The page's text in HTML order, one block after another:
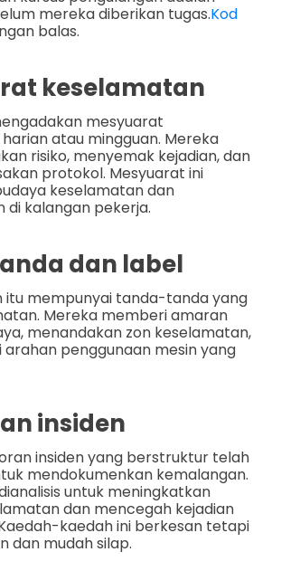
mereka diberikan tugas.Kod
balas.
keselamatan
mesyuarat
atau mingguan. Mereka
risiko, menyemak kejadian, dan
protokol. Mesyuarat ini
keselamatan dan
di kalangan pekerja.
dan label
itu mempunyai tanda-tanda yang
Mereka memberi amaran
menandakan zon keselamatan,
penggunaan mesin yang
insiden
insiden yang berstruktur telah
mendokumenkan kemalangan.
untuk meningkatkan
dan mencegah kejadian
kaedah ini berkesan tetapi
dan mudah silap.